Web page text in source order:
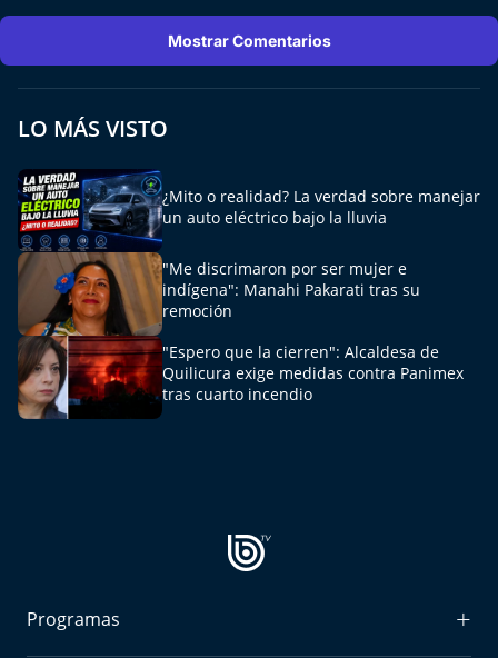
Cultura y Espectáculos
Del Fin del Mundo
Deportes
Conexión Digital
La Ruta del Pulsar
Psicología Abierta
Conecta Vida
Mostrar Comentarios
LO MÁS VISTO
¿Mito o realidad? La verdad sobre manejar
un auto eléctrico bajo la lluvia
"Me discrimaron por ser mujer e
indígena": Manahi Pakarati tras su
remoción
"Espero que la cierren": Alcaldesa de
Quilicura exige medidas contra Panimex
tras cuarto incendio
Programas